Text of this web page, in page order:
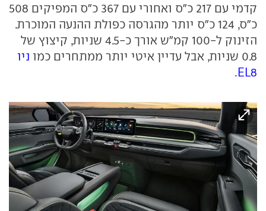
קדמי עם 217 כ"ס ואחורי עם 367 כ"ס המפיקים 508
כ"ס, 124 כ"ס יותר מהגרסה כפולת ההנעה המוכרת.
הזינוק ל-100 קמ"ש אורך כ-4.5 שניות, קיצוץ של
0.8 שניות, אבל עדיין איטי יותר ממתחרים כמו
ניו
EL8
.